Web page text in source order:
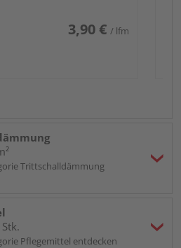
3,90 € / lfm
Trittschalldämmung
Pflegemittel entdecken